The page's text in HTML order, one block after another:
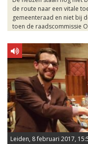
de route naar een vitale
gemeenteraad en niet bij
toen de raadscommissie
Leiden, 8 februari 2017,